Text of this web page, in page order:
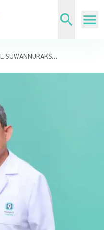
MONTHOL SUWANNURAKS,DDS